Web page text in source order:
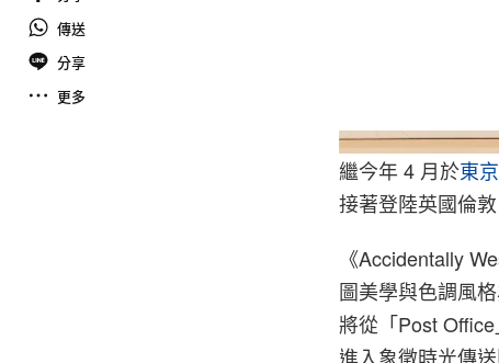
傳送
分享
更多
Awa
繼今年 4 月於東
接著登陸英國倫敦
《Accidentally
圖美學與色調風
將從「Post
進入象徵時光傳